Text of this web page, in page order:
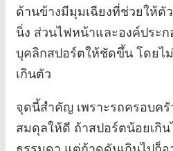
ด้านข้างมีมุมเฉียงที่ช่วยให้ตั
นิ่ง ส่วนไฟหน้าและองค์ประ
บุคลิกสปอร์ตให้ชัดขึ้น โดยไ
เกินตัว
จุดนี้สำคัญ เพราะรถครอบค
สมดุลให้ดี ถ้าสปอร์ตน้อยเกิ